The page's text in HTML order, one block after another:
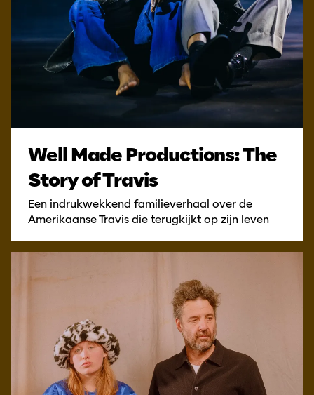
Well Made Productions: The
Story of Travis
Een indrukwekkend familieverhaal over de
Amerikaanse Travis die terugkijkt op zijn leven